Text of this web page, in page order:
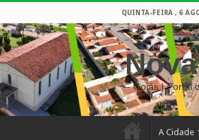
QUINTA-FEIRA , 6
– Goiás | Portal
A Cidade